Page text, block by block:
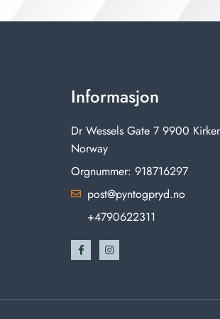
Informasjon
Dr Wessels Gate 7 9900
Norway
Orgnummer: 918716297
post@pyntogpryd.no
+4790622311